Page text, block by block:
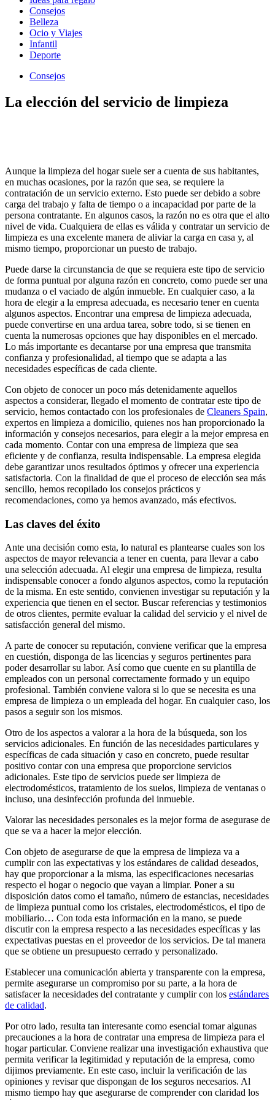
Consejos
Belleza
Ocio y Viajes
Infantil
Deporte
Consejos
La elección del servicio de limpieza
Aunque la limpieza del hogar suele ser a cuenta de sus habitantes,
en muchas ocasiones, por la razón que sea, se requiere la
contratación de un servicio externo. Esto puede ser debido a sobre
carga del trabajo y falta de tiempo o a incapacidad por parte de la
persona contratante. En algunos casos, la razón no es otra que el alto
nivel de vida. Cualquiera de ellas es válida y contratar un servicio de
limpieza es una excelente manera de aliviar la carga en casa y, al
mismo tiempo, proporcionar un puesto de trabajo.
Puede darse la circunstancia de que se requiera este tipo de servicio
de forma puntual por alguna razón en concreto, como puede ser una
mudanza o el vaciado de algún inmueble. En cualquier caso, a la
hora de elegir a la empresa adecuada, es necesario tener en cuenta
algunos aspectos. Encontrar una empresa de limpieza adecuada,
puede convertirse en una ardua tarea, sobre todo, si se tienen en
cuenta la numerosas opciones que hay disponibles en el mercado.
Lo más importante es decantarse por una empresa que transmita
confianza y profesionalidad, al tiempo que se adapta a las
necesidades específicas de cada cliente.
Con objeto de conocer un poco más detenidamente aquellos
aspectos a considerar, llegado el momento de contratar este tipo de
servicio, hemos contactado con los profesionales de Cleaners Spain,
expertos en limpieza a domicilio, quienes nos han proporcionado la
información y consejos necesarios, para elegir a la mejor empresa en
cada momento. Contar con una empresa de limpieza que sea
eficiente y de confianza, resulta indispensable. La empresa elegida
debe garantizar unos resultados óptimos y ofrecer una experiencia
satisfactoria. Con la finalidad de que el proceso de elección sea más
sencillo, hemos recopilado los consejos prácticos y
recomendaciones, como ya hemos avanzado, más efectivos.
Las claves del éxito
Ante una decisión como esta, lo natural es plantearse cuales son los
aspectos de mayor relevancia a tener en cuenta, para llevar a cabo
una selección adecuada. Al elegir una empresa de limpieza, resulta
indispensable conocer a fondo algunos aspectos, como la reputación
de la misma. En este sentido, convienen investigar su reputación y la
experiencia que tienen en el sector. Buscar referencias y testimonios
de otros clientes, permite evaluar la calidad del servicio y el nivel de
satisfacción general del mismo.
A parte de conocer su reputación, conviene verificar que la empresa
en cuestión, disponga de las licencias y seguros pertinentes para
poder desarrollar su labor. Así como que cuente en su plantilla de
empleados con un personal correctamente formado y un equipo
profesional. También conviene valora si lo que se necesita es una
empresa de limpieza o un empleada del hogar. En cualquier caso, los
pasos a seguir son los mismos.
Otro de los aspectos a valorar a la hora de la búsqueda, son los
servicios adicionales. En función de las necesidades particulares y
específicas de cada situación y caso en concreto, puede resultar
positivo contar con una empresa que proporcione servicios
adicionales. Este tipo de servicios puede ser limpieza de
electrodomésticos, tratamiento de los suelos, limpieza de ventanas o
incluso, una desinfección profunda del inmueble.
Valorar las necesidades personales es la mejor forma de asegurase de
que se va a hacer la mejor elección.
Con objeto de asegurarse de que la empresa de limpieza va a
cumplir con las expectativas y los estándares de calidad deseados,
hay que proporcionar a la misma, las especificaciones necesarias
respecto el hogar o negocio que vayan a limpiar. Poner a su
disposición datos como el tamaño, número de estancias, necesidades
de limpieza puntual como los cristales, electrodomésticos, el tipo de
mobiliario… Con toda esta información en la mano, se puede
discutir con la empresa respecto a las necesidades específicas y las
expectativas puestas en el proveedor de los servicios. De tal manera
que se obtiene un presupuesto cerrado y personalizado.
Establecer una comunicación abierta y transparente con la empresa,
permite asegurarse un compromiso por su parte, a la hora de
satisfacer la necesidades del contratante y cumplir con los estándares
de calidad.
Por otro lado, resulta tan interesante como esencial tomar algunas
precauciones a la hora de contratar una empresa de limpieza para el
hogar particular. Conviene realizar una investigación exhaustiva que
permita verificar la legitimidad y reputación de la empresa, como
dijimos previamente. En este caso, incluir la verificación de las
opiniones y revisar que dispongan de los seguros necesarios. Al
mismo tiempo hay que asegurarse de comprender con claridad los